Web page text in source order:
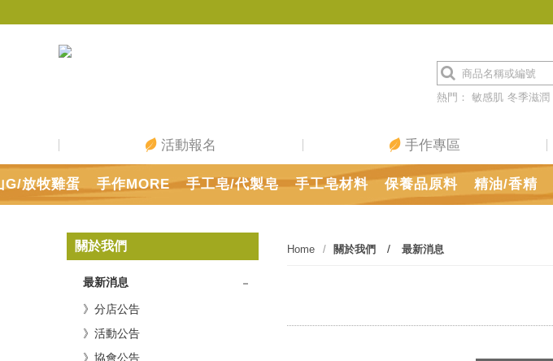
熱門： 敏感肌 冬季滋潤
G/放牧雞蛋 手作MORE 手工皂/代製皂 手工皂材料 保養品原料 精油/香精
活動報名 手作專區
關於我們
最新消息
》分店公告
》活動公告
》協會公告
Home 關於我們 /最新消息